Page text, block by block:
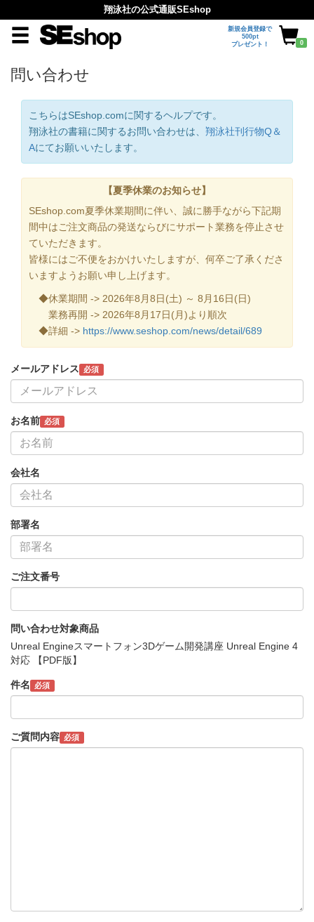
翔泳社の公式通販SEshop
新規会員登録で
500pt
プレゼント！
0
問い合わせ
こちらはSEshop.comに関するヘルプです。
翔泳社の書籍に関するお問い合わせは、 翔泳社刊行物Q＆
Aにてお願いいたします。
【夏季休業のお知らせ】
SEshop.com夏季休業期間に伴い、誠に勝手ながら下記期
間中はご注文商品の発送ならびにサポート業務を停止させ
ていただきます。
皆様にはご不便をおかけいたしますが、何卒ご了承くださ
いますようお願い申し上げます。
◆休業期間 -> 2026年8月8日(土) ～ 8月16日(日)
業務再開 -> 2026年8月17日(月)より順次
◆詳細 -> https://www.seshop.com/news/detail/689
メールアドレス 必須
お名前 必須
会社名
部署名
ご注文番号
問い合わせ対象商品
Unreal Engineスマートフォン3Dゲーム開発講座 Unreal Engine 4
対応 【PDF版】
件名 必須
ご質問内容 必須